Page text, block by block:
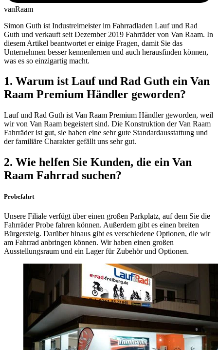
vanRaam
Simon Guth ist Industreimeister im Fahrradladen Lauf und Rad
Guth und verkauft seit Dezember 2019 Fahrräder von Van Raam. In
diesem Artikel beantwortet er einige Fragen, damit Sie das
Unternehmen besser kennenlernen und auch herausfinden können,
was es so einzigartig macht.
1. Warum ist Lauf und Rad Guth ein Van
Raam Premium Händler geworden?
Lauf und Rad Guth ist Van Raam Premium Händler geworden, weil
wir von Van Raam begeistert sind. Die Konstruktion der Van Raam
Fahrräder ist gut, sie haben eine sehr gute Standardausstattung und
der familiäre Charakter gefällt uns sehr gut.
2. Wie helfen Sie Kunden, die ein Van
Raam Fahrrad suchen?
Probefahrt
Unsere Filiale verfügt über einen großen Parkplatz, auf dem Sie die
Fahrräder Probe fahren können. Außerdem gibt es einen breiten
Bürgersteig. Darüber hinaus gibt es verschiedene Optionen, die wir
am Fahrrad anbringen können. Wir haben einen großen
Ausstellungsraum und ein Lager für Zubehör und Optionen.